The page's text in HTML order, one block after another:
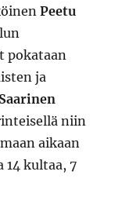
Peetu
pokataan
ja
niin
aikaan
14 kultaa, 7